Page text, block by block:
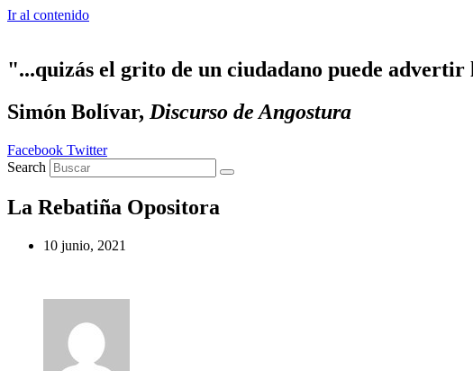
Ir al contenido
"...quizás el grito de un ciudadano puede
Simón Bolívar, Discurso de Angostura
Facebook Twitter
Search
La Rebatiña Opositora
10 junio, 2021